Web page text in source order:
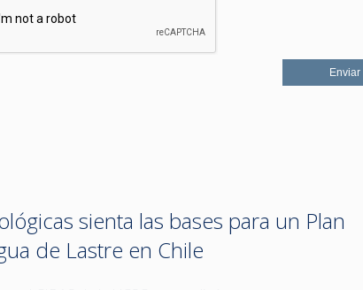
sienta las bases para un Plan
de Lastre en Chile